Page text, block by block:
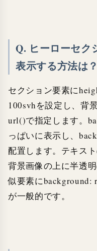
Q. ヒーローセク
表示する方法は？
セクション要素に
100svhを設定し、背
url()で指定します。
っぱいに表示し、
配置します。テキス
背景画像の上に半透
似要素にbackground:
が一般的です。